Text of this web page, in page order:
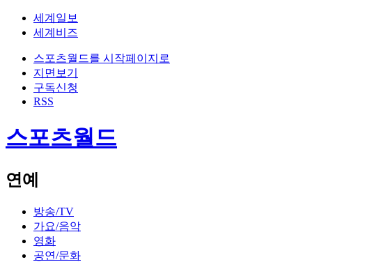
세계일보
세계비즈
스포츠월드를 시작페이지로
지면보기
구독신청
RSS
스포츠월드
연예
방송/TV
가요/음악
영화
공연/문화